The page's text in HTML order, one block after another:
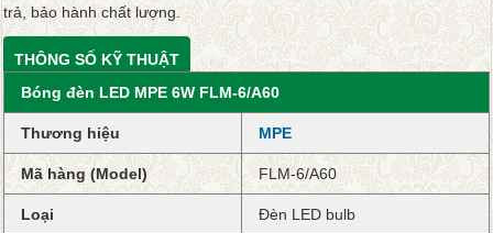
trả, bảo hành chất lượng.
THÔNG SỐ KỸ THUẬT
Bóng đèn LED MPE 6W FLM-6/A60
Thương hiệu MPE
Mã hàng (Model) FLM-6/A60
Loại Đèn LED bulb